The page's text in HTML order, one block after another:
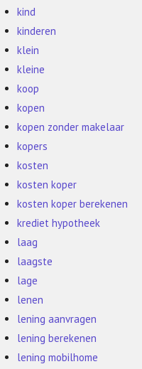
kind
kinderen
klein
kleine
koop
kopen
kopen zonder makelaar
kopers
kosten
kosten koper
kosten koper berekenen
krediet hypotheek
laag
laagste
lage
lenen
lening aanvragen
lening berekenen
lening mobilhome